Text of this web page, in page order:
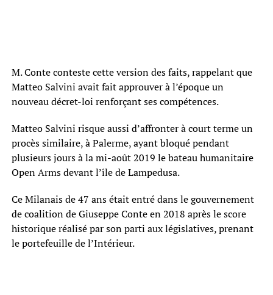
M. Conte conteste cette version des faits, rappelant que
Matteo Salvini avait fait approuver à l’époque un
nouveau décret-loi renforçant ses compétences.
Matteo Salvini risque aussi d’affronter à court terme un
procès similaire, à Palerme, ayant bloqué pendant
plusieurs jours à la mi-août 2019 le bateau humanitaire
Open Arms devant l’île de Lampedusa.
Ce Milanais de 47 ans était entré dans le gouvernement
de coalition de Giuseppe Conte en 2018 après le score
historique réalisé par son parti aux législatives, prenant
le portefeuille de l’Intérieur.